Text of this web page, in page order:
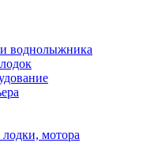
воднолыжника
мотора